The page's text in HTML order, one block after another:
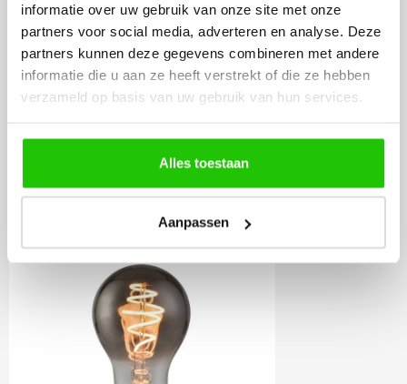
informatie over uw gebruik van onze site met onze
partners voor social media, adverteren en analyse. Deze
partners kunnen deze gegevens combineren met andere
informatie die u aan ze heeft verstrekt of die ze hebben
verzameld op basis van uw gebruik van hun services.
Alles toestaan
Aanpassen
8,95
Incl. BTW
LED lamp E27 smoke
dimbaar 5 watt - extra
warm wit